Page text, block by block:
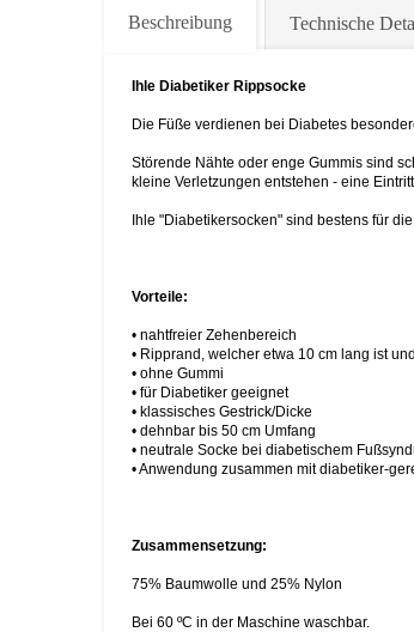
Beschreibung Technische
Ihle Diabetiker Rippsocke
Die Füße verdienen bei Diabetes
Störende Nähte oder enge Gummis sind
kleine Verletzungen entstehen - eine
Ihle "Diabetikersocken" sind bestens für
Vorteile:
• nahtfreier Zehenbereich
• Ripprand, welcher etwa 10 cm lang ist
• ohne Gummi
• für Diabetiker geeignet
• klassisches Gestrick/Dicke
• dehnbar bis 50 cm Umfang
• neutrale Socke bei diabetischem
• Anwendung zusammen mit diabetiker-
Zusammensetzung:
75% Baumwolle und 25% Nylon
Bei 60 ºC in der Maschine waschbar.